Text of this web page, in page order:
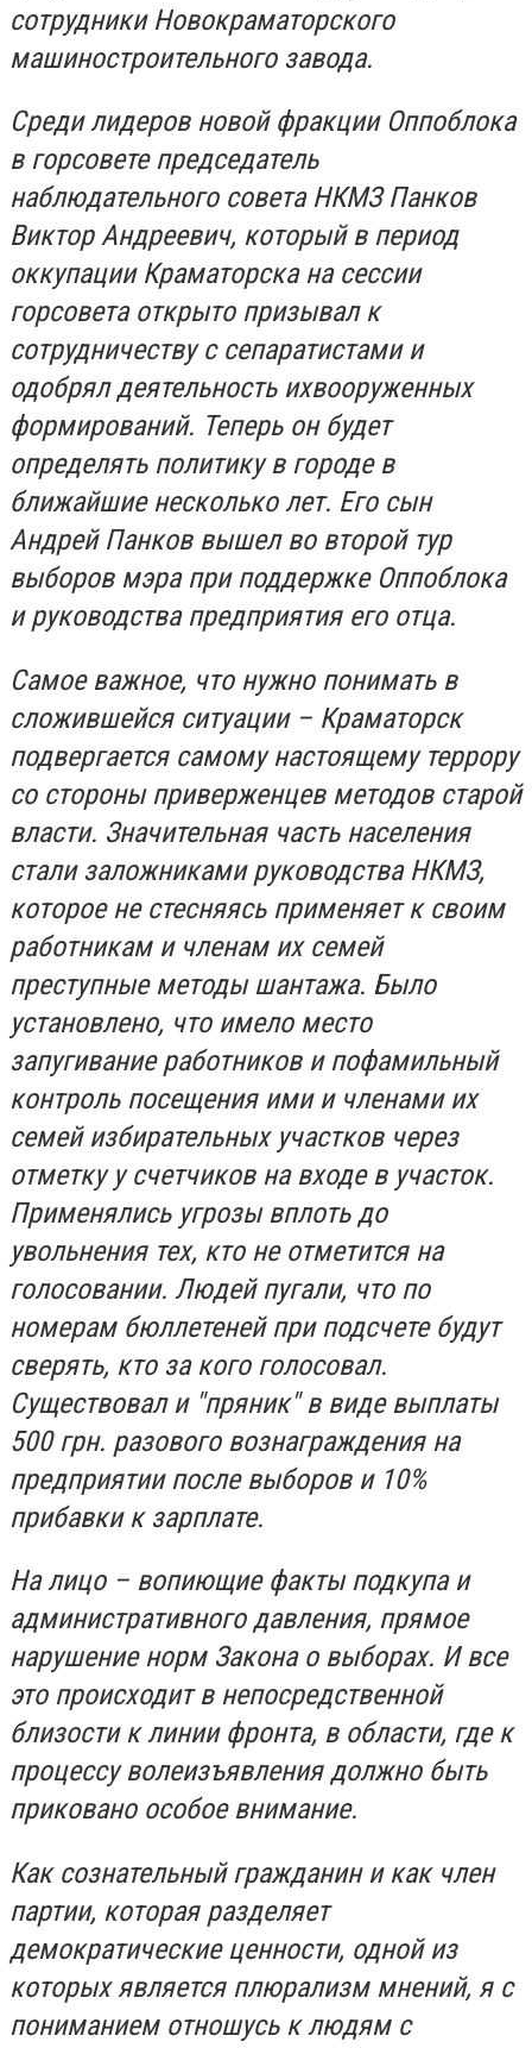
сотрудники Новокраматорского
машиностроительного завода.
Среди лидеров новой фракции Оппоблока
в горсовете председатель
наблюдательного совета НКМЗ Панков
Виктор Андреевич, который в период
оккупации Краматорска на сессии
горсовета открыто призывал к
сотрудничеству с сепаратистами и
одобрял деятельность ихвооруженных
формирований. Теперь он будет
определять политику в городе в
ближайшие несколько лет. Его сын
Андрей Панков вышел во второй тур
выборов мэра при поддержке Оппоблока
и руководства предприятия его отца.
Самое важное, что нужно понимать в
сложившейся ситуации – Краматорск
подвергается самому настоящему террору
со стороны приверженцев методов старой
власти. Значительная часть населения
стали заложниками руководства НКМЗ,
которое не стесняясь применяет к своим
работникам и членам их семей
преступные методы шантажа. Было
установлено, что имело место
запугивание работников и пофамильный
контроль посещения ими и членами их
семей избирательных участков через
отметку у счетчиков на входе в участок.
Применялись угрозы вплоть до
увольнения тех, кто не отметится на
голосовании. Людей пугали, что по
номерам бюллетеней при подсчете будут
сверять, кто за кого голосовал.
Существовал и "пряник" в виде выплаты
500 грн. разового вознаграждения на
предприятии после выборов и 10%
прибавки к зарплате.
На лицо – вопиющие факты подкупа и
административного давления, прямое
нарушение норм Закона о выборах. И все
это происходит в непосредственной
близости к линии фронта, в области, где к
процессу волеизъявления должно быть
приковано особое внимание.
Как сознательный гражданин и как член
партии, которая разделяет
демократические ценности, одной из
которых является плюрализм мнений, я с
пониманием отношусь к людям с